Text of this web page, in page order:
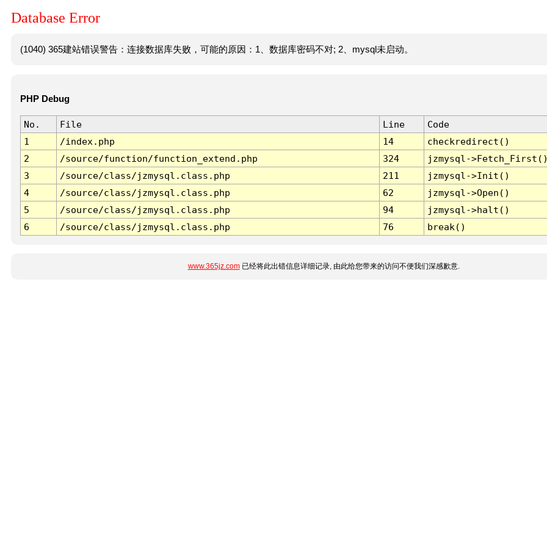
Database Error
(1040) 365建站错误警告：连接数据库失败，可能的原因：1、数据库密码不对; 2、mysql未启动。
PHP Debug
No. File Line
Code
1
/index.php 14
checkredirect()
2
/source/function/function_extend.php 324
jzmysql-
3
/source/class/jzmysql.class.php 211
jzmysql->Init()
4
/source/class/jzmysql.class.php 62
jzmysql->Open()
5
/source/class/jzmysql.class.php 94
jzmysql->halt()
6
/source/class/jzmysql.class.php 76 break()
www.365jz.com已经将此出错信息详细记录, 由此给您带来的访问不便我们深感歉意.